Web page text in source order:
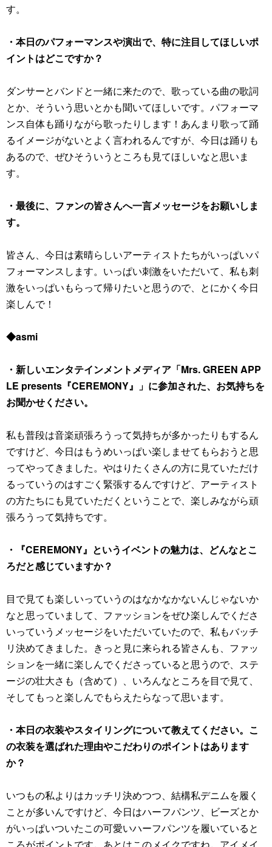
す。
・本日のパフォーマンスや演出で、特に注目してほしいポ
イントはどこですか？
ダンサーとバンドと一緒に来たので、歌っている曲の歌詞
とか、そういう思いとかも聞いてほしいです。パフォーマ
ンス自体も踊りながら歌ったりします！あんまり歌って踊
るイメージがないとよく言われるんですが、今日は踊りも
あるので、ぜひそういうところも見てほしいなと思いま
す。
・最後に、ファンの皆さんへ一言メッセージをお願いしま
す。
皆さん、今日は素晴らしいアーティストたちがいっぱいパ
フォーマンスします。いっぱい刺激をいただいて、私も刺
激をいっぱいもらって帰りたいと思うので、とにかく今日
楽しんで！
◆asmi
・新しいエンタテインメントメディア「Mrs. GREEN APP
LE presents『CEREMONY』」に参加された、お気持ちを
お聞かせください。
私も普段は音楽頑張ろうって気持ちが多かったりもするん
ですけど、今日はもうめいっぱい楽しませてもらおうと思
ってやってきました。やはりたくさんの方に見ていただけ
るっていうのはすごく緊張するんですけど、アーティスト
の方たちにも見ていただくということで、楽しみながら頑
張ろうって気持ちです。
・『CEREMONY』というイベントの魅力は、どんなとこ
ろだと感じていますか？
目で見ても楽しいっていうのはなかなかないんじゃないか
なと思っていまして、ファッションをぜひ楽しんでくださ
いっていうメッセージをいただいていたので、私もバッチ
リ決めてきました。きっと見に来られる皆さんも、ファッ
ションを一緒に楽しんでくださっていると思うので、ステ
ージの壮大さも（含めて）、いろんなところを目で見て、
そしてもっと楽しんでもらえたらなって思います。
・本日の衣装やスタイリングについて教えてください。こ
の衣装を選ばれた理由やこだわりのポイントはあります
か？
いつもの私よりはカッチリ決めつつ、結構私デニムを履く
ことが多いんですけど、今日はハーフパンツ、ビーズとか
がいっぱいついたこの可愛いハーフパンツを履いていると